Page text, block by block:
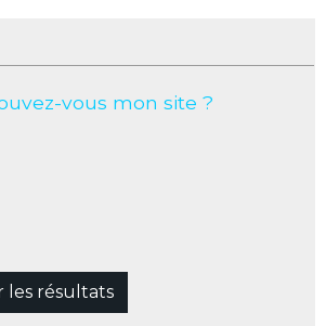
vous mon site ?
les résultats